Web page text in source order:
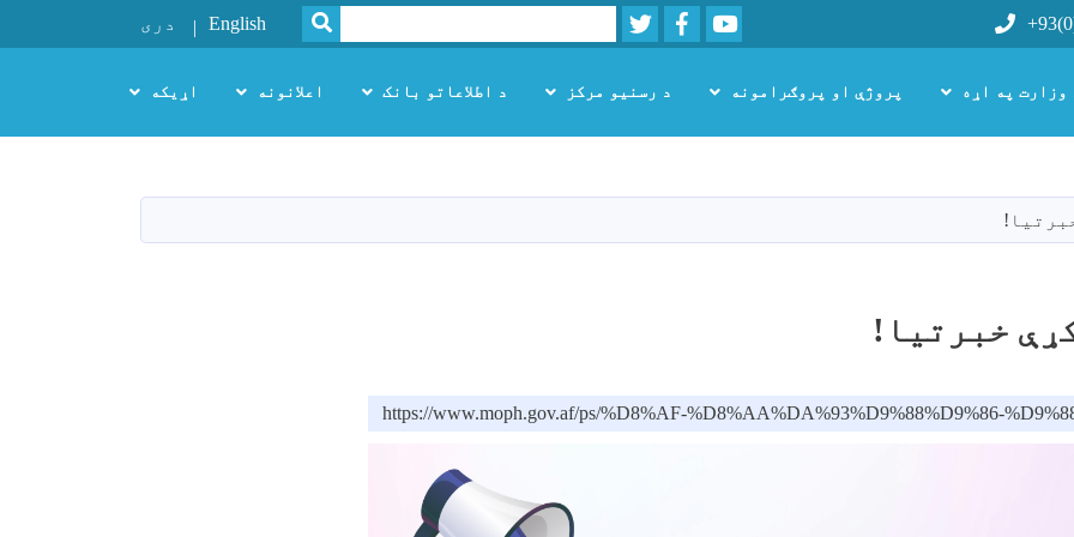
Youtube
Facebook
Twitter
Search
SEARCH
English دری
وزارت په اړه پروژې او پروګرامونه د رسنیو مرکز د اطلاعاتو بانک اعلانونه اړیکه
خبرتیا!
https://www.moph.gov.af/ps/%D8%AF-%D8%AA%DA%93%D9%88%D9%86-